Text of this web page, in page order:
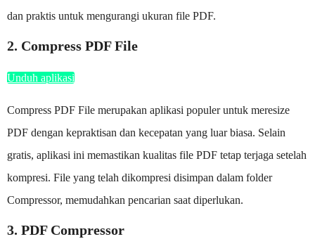
dan praktis untuk mengurangi ukuran file PDF.
2. Compress PDF File
Unduh aplikasi
Compress PDF File merupakan aplikasi populer untuk meresize
PDF dengan kepraktisan dan kecepatan yang luar biasa. Selain
gratis, aplikasi ini memastikan kualitas file PDF tetap terjaga setelah
kompresi. File yang telah dikompresi disimpan dalam folder
Compressor, memudahkan pencarian saat diperlukan.
3. PDF Compressor